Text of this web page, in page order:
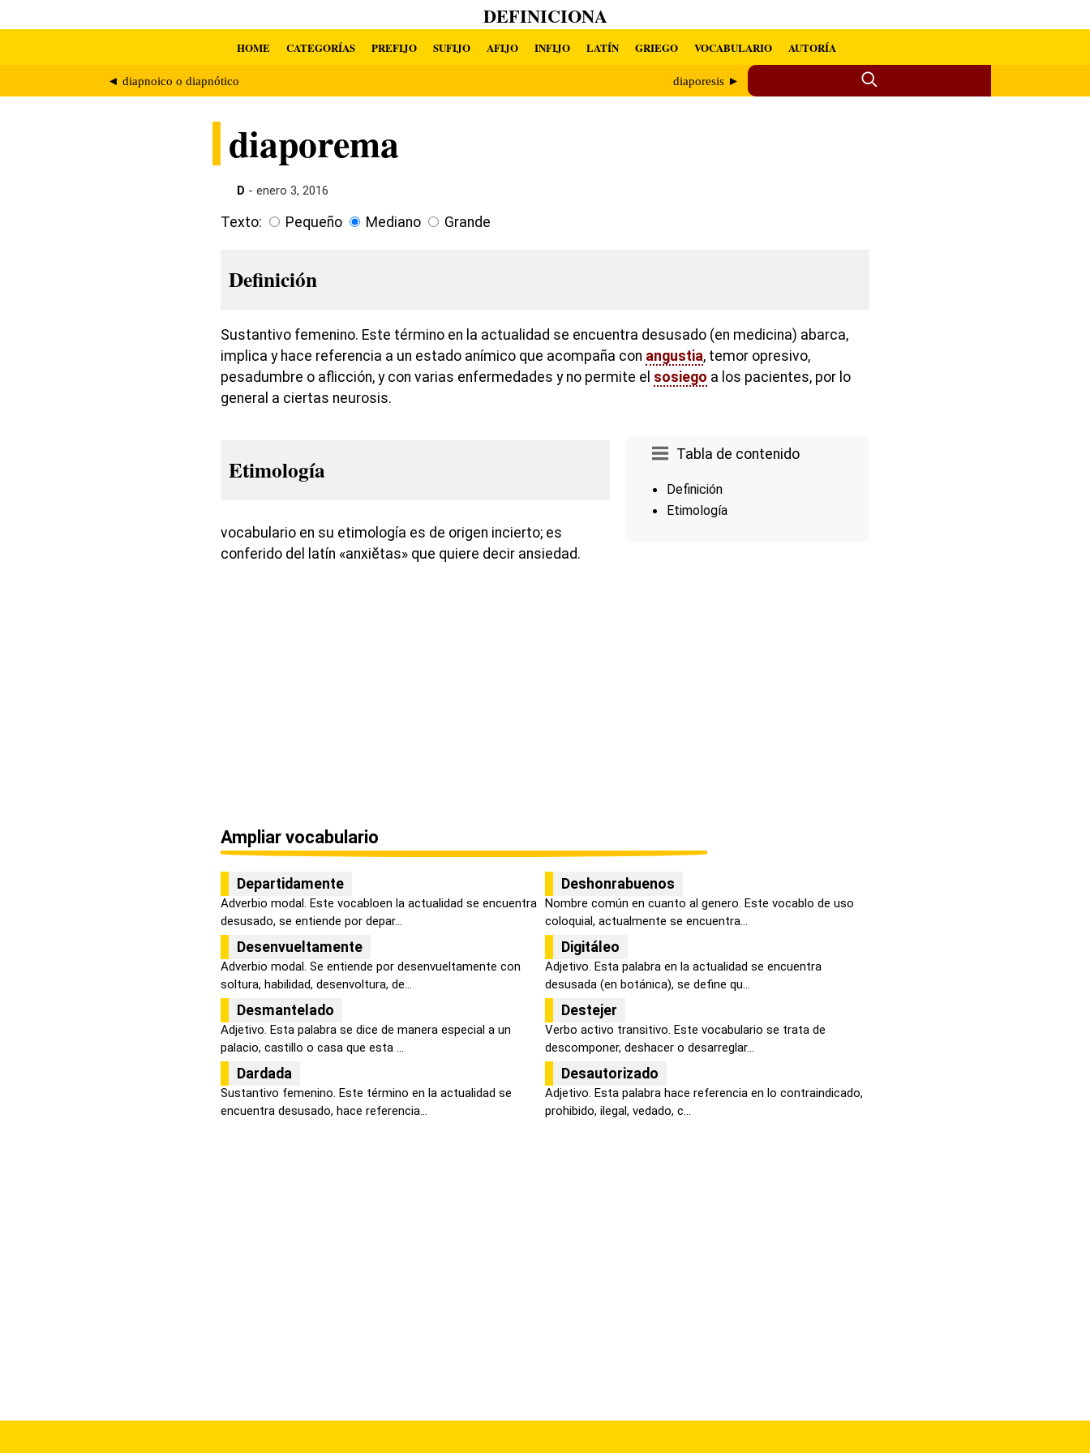
DEFINICIONA
HOME CATEGORÍAS PREFIJO SUFIJO AFIJO INFIJO LATÍN GRIEGO VOCABULARIO AUTORÍA
◄ diapnoico o diapnótico diaporesis ►
diaporema
D - enero 3, 2016
Texto: Pequeño Mediano Grande
Definición
Sustantivo femenino. Este término en la actualidad se encuentra desusado (en medicina) abarca,
implica y hace referencia a un estado anímico que acompaña con angustia, temor opresivo,
pesadumbre o aflicción, y con varias enfermedades y no permite el sosiego a los pacientes, por lo
general a ciertas neurosis.
Tabla de contenido
Definición
Etimología
Etimología
vocabulario en su etimología es de origen incierto; es
conferido del latín «anxiĕtas» que quiere decir ansiedad.
Ampliar vocabulario
Departidamente
Adverbio modal. Este vocabloen la actualidad se encuentra
desusado, se entiende por depar...
Deshonrabuenos
Nombre común en cuanto al genero. Este vocablo de uso
coloquial, actualmente se encuentra...
Desenvueltamente
Adverbio modal. Se entiende por desenvueltamente con
soltura, habilidad, desenvoltura, de...
Digitáleo
Adjetivo. Esta palabra en la actualidad se encuentra
desusada (en botánica), se define qu...
Desmantelado
Adjetivo. Esta palabra se dice de manera especial a un
palacio, castillo o casa que esta ...
Destejer
Verbo activo transitivo. Este vocabulario se trata de
descomponer, deshacer o desarreglar...
Dardada
Sustantivo femenino. Este término en la actualidad se
encuentra desusado, hace referencia...
Desautorizado
Adjetivo. Esta palabra hace referencia en lo contraindicado,
prohibido, ilegal, vedado, c...